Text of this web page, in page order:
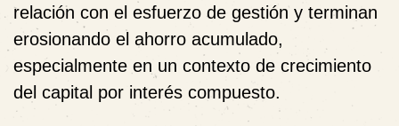
relación con el esfuerzo de gestión y terminan
erosionando el ahorro acumulado,
especialmente en un contexto de crecimiento
del capital por interés compuesto.